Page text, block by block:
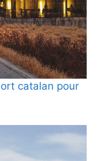
catalan pour